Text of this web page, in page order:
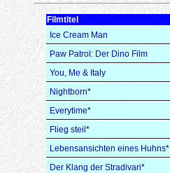
Filmtitel
Ice Cream Man
Paw Patrol: Der Dino Film
You, Me & Italy
Nightborn*
Everytime*
Flieg steil *
Lebensansichten eines Huhns*
Der Klang der Stradivari*